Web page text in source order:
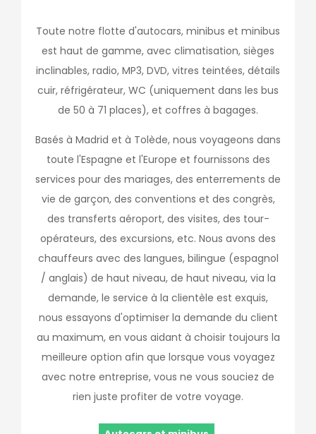
Toute notre flotte d'autocars, minibus et minibus
est haut de gamme, avec climatisation, sièges
inclinables, radio, MP3, DVD, vitres teintées, détails
cuir, réfrigérateur, WC (uniquement dans les bus
de 50 à 71 places), et coffres à bagages.
Basés à Madrid et à Tolède, nous voyageons dans
toute l'Espagne et l'Europe et fournissons des
services pour des mariages, des enterrements de
vie de garçon, des conventions et des congrès,
des transferts aéroport, des visites, des tour-
opérateurs, des excursions, etc. Nous avons des
chauffeurs avec des langues, bilingue (espagnol
/ anglais) de haut niveau, de haut niveau, via la
demande, le service à la clientèle est exquis,
nous essayons d'optimiser la demande du client
au maximum, en vous aidant à choisir toujours la
meilleure option afin que lorsque vous voyagez
avec notre entreprise, vous ne vous souciez de
rien juste profiter de votre voyage.